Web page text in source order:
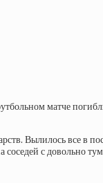
матче
Вылилось все в
соседей с довольно